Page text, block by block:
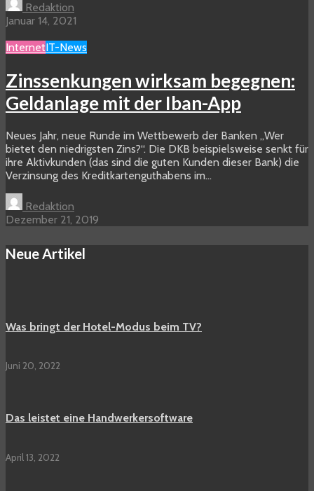
Redaktion
Januar 14, 2021
InternetIT-News
Zinssenkungen wirksam begegnen:
Geldanlage mit der Iban-App
Neues Jahr, neue Runde im Wettbewerb der Banken „Wer
bietet den niedrigsten Zins?“. Die DKB beispielsweise senkt für
ihre Aktivkunden (das sind die guten Kunden dieser Bank) die
Verzinsung des Kreditkartenguthabens im...
Redaktion
Dezember 21, 2019
Neue Artikel
Was bringt der Hotel-Modus beim TV?
Juni 20, 2022
Das leistet eine Handwerkersoftware
April 13, 2022